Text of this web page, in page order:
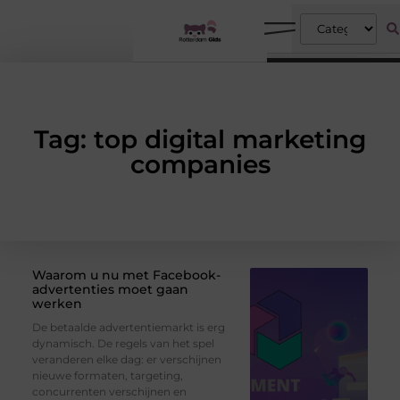
Tag: top digital marketing
companies
Waarom u nu met Facebook-
advertenties moet gaan
werken
De betaalde advertentiemarkt is erg
dynamisch. De regels van het spel
veranderen elke dag: er verschijnen
nieuwe formaten, targeting,
concurrenten verschijnen en